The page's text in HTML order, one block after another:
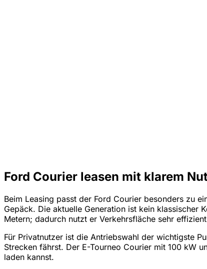
Ford Courier leasen mit klarem
Beim Leasing passt der Ford Courier besonders zu
Gepäck. Die aktuelle Generation ist kein klassischer
Metern; dadurch nutzt er Verkehrsfläche sehr
Für Privatnutzer ist die Antriebswahl der wichtigste
Strecken fährst. Der E-Tourneo Courier mit 100 kW
laden kannst.